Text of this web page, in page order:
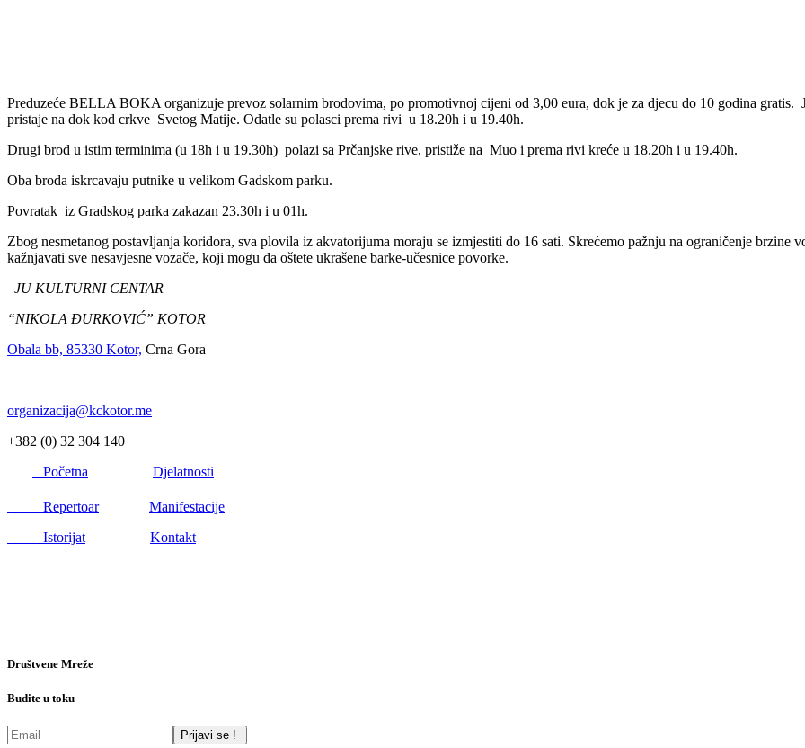
Preduzeće BELLA BOKA organizuje prevoz solarnim brodovima, po promotivnoj cijeni od 3,00 eura, dok je za djecu do 10 godina
pristaje na dok kod crkve Svetog Matije. Odatle su polasci prema rivi u 18.20h i u 19.40h.
Drugi brod u istim terminima (u 18h i u 19.30h) polazi sa Prčanjske rive, pristiže na Muo i prema rivi kreće u 18.20h i u 19.40h.
Oba broda iskrcavaju putnike u velikom Gadskom parku.
Povratak iz Gradskog parka zakazan 23.30h i u 01h.
Zbog nesmetanog postavljanja koridora, sva plovila iz akvatorijuma moraju se izmjestiti do 16 sati. Skrećemo pažnju na ograničenje
kažnjavati sve nesavjesne vozače, koji mogu da oštete ukrašene barke-učesnice povorke.
JU KULTURNI CENTAR
“NIKOLA ĐURKOVIĆ” KOTOR
Obala bb, 85330 Kotor, Crna Gora
organizacija@kckotor.me
+382 (0) 32 304 140
Početna
Djelatnosti
Repertoar
Manifestacije
Istorijat
Kontakt
Društvene Mreže
Budite u toku